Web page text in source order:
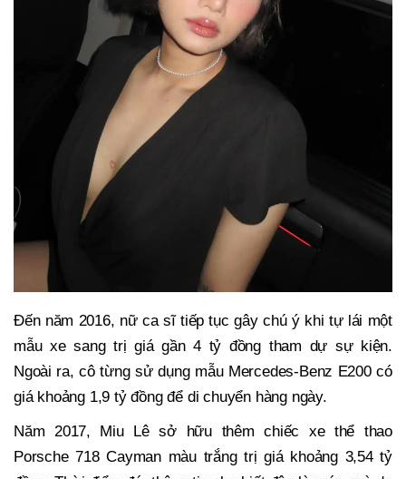
Đến năm 2016, nữ ca sĩ tiếp tục gây chú ý khi tự lái một
mẫu xe sang trị giá gần 4 tỷ đồng tham dự sự kiện.
Ngoài ra, cô từng sử dụng mẫu Mercedes-Benz E200 có
giá khoảng 1,9 tỷ đồng để di chuyển hàng ngày.
Năm 2017, Miu Lê sở hữu thêm chiếc xe thể thao
Porsche 718 Cayman màu trắng trị giá khoảng 3,54 tỷ